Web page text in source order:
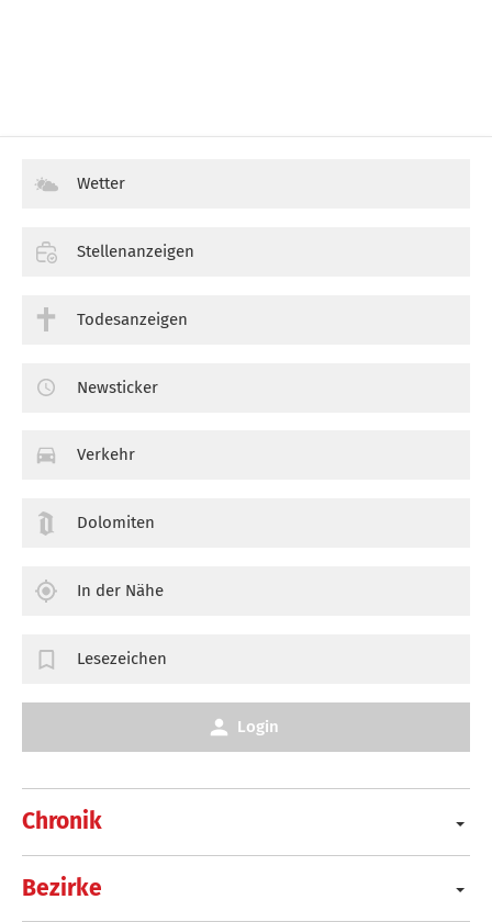
Chronik
Bezirke
Wetter
Stellenanzeigen
Todesanzeigen
Newsticker
Verkehr
Dolomiten
In der Nähe
Lesezeichen
Login